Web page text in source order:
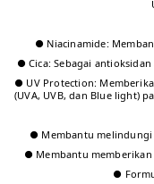
● Niacinamide:
● Cica: Sebagai
● UV Protection:
(UVA, UVB, dan Blue light)
● Membantu
● Membantu
●